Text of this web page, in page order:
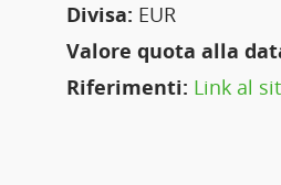
Divisa: EUR
Valore quota alla
Riferimenti: Link al